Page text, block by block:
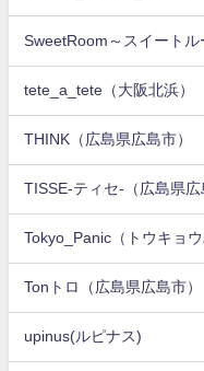
SweetRoom～スイートル
tete_a_tete（大阪北浜）
THINK（広島県広島市）
TISSE-ティセ-（広島県広
Tokyo_Panic（トウキョ
Tonトロ（広島県広島市）
upinus(ルピナス)